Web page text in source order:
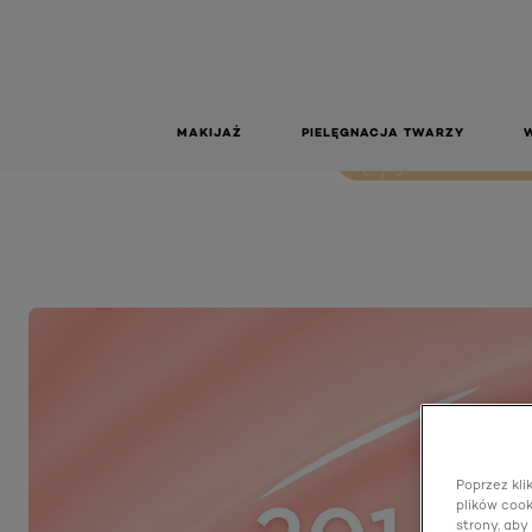
MAKIJAŻ PIELĘGNACJA TWARZY
201
Poprzez
plików
strony,